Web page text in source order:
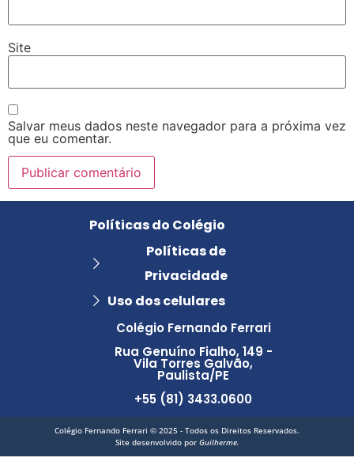
Site
Salvar meus dados neste navegador para a próxima vez
que eu comentar.
Colégio Fernando Ferrari
Rua Genuíno Fialho, 149 -
Vila Torres Galvão,
Paulista/PE
+55 (81) 3433.0600
Políticas do Colégio
Políticas de
Privacidade
Uso dos celulares
Colégio Fernando Ferrari © 2025 - Todos os Direitos Reservados.
Site desenvolvido por Guilherme.